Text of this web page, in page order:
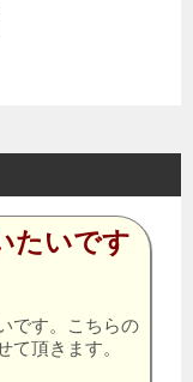
たいです
です。こちらの
て頂きます。